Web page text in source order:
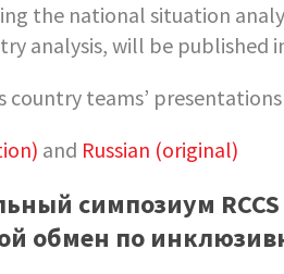
the national situation
analysis, will be published
teams’
and Russian (original)
симпозиум RCCS
обмен по